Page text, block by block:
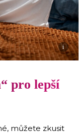
i
pro lepší
můžete zkusit